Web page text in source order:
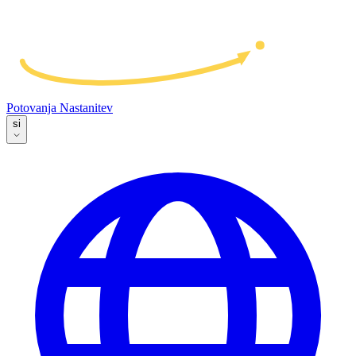
Potovanja Nastanitev
si